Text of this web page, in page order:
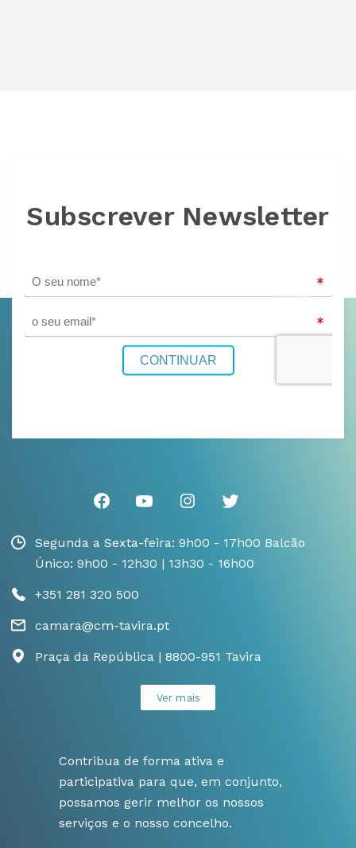
Subscrever Newsletter
Segunda a Sexta-feira: 9h00 - 17h00 Balcão
Único: 9h00 - 12h30 | 13h30 - 16h00
+351 281 320 500
camara@cm-tavira.pt
Praça da República | 8800-951 Tavira
Ver mais
Contribua de forma ativa e
participativa para que, em conjunto,
possamos gerir melhor os nossos
serviços e o nosso concelho.